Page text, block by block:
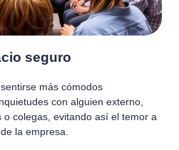
seguro
más cómodos
con alguien externo,
colegas, evitando así el temor a
la empresa.